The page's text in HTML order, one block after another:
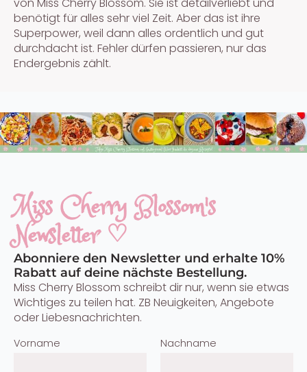
von Miss Cherry Blossom. Sie ist detailverliebt und
benötigt für alles sehr viel Zeit. Aber das ist ihre
Superpower, weil dann alles ordentlich und gut
durchdacht ist. Fehler dürfen passieren, nur das
Endergebnis zählt.
Miss Cherry Blossom's
Newsletter ♡
Abonniere den Newsletter und erhalte 10%
Rabatt auf deine nächste Bestellung.
Miss Cherry Blossom schreibt dir nur, wenn sie etwas
Wichtiges zu teilen hat. ZB Neuigkeiten, Angebote
oder Liebesnachrichten.
Vorname Nachname